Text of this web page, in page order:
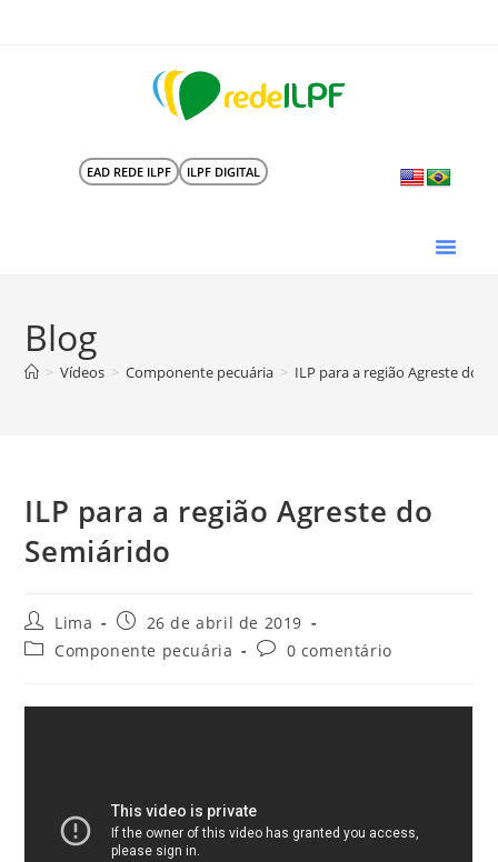
EAD REDE ILPF ILPF DIGITAL
Blog
> Vídeos > Componente pecuária > ILP para a região Agreste do
ILP para a região Agreste do
Semiárido
Lima
26 de abril de 2019
Componente pecuária
0 comentário